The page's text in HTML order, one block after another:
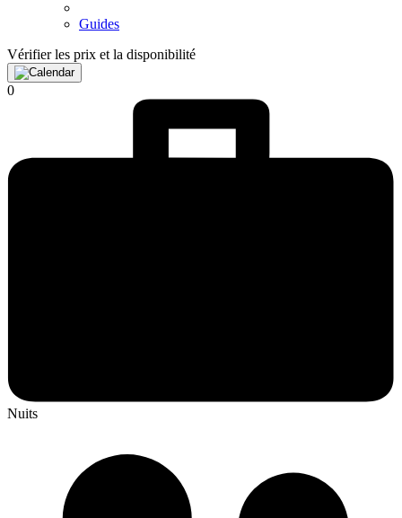
Guides
Vérifier les prix et la disponibilité
0
Nuits